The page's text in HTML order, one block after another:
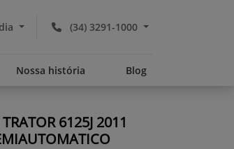
(34) 3291-1000
Nossa história Blog
6125J 2011